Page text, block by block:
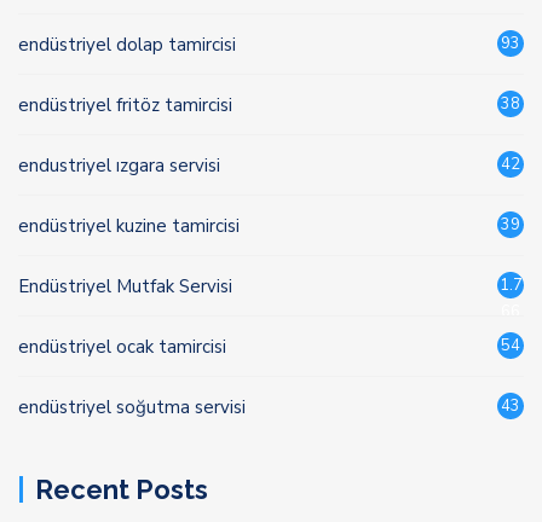
endüstriyel dolap tamircisi 93
endüstriyel fritöz tamircisi 38
endustriyel ızgara servisi 42
endüstriyel kuzine tamircisi 39
Endüstriyel Mutfak Servisi
1.7
endüstriyel ocak tamircisi 54
endüstriyel soğutma servisi 43
Recent Posts